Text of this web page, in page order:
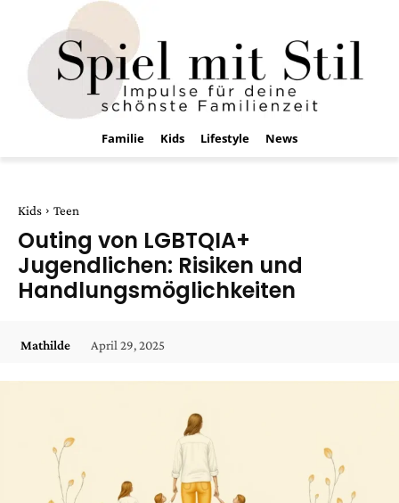
Familie Kids Lifestyle News
Kids Teen
Outing von LGBTQIA+
Jugendlichen: Risiken und
Handlungsmöglichkeiten
Mathilde April 29, 2025